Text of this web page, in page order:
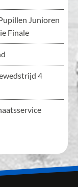
Junioren
Finale
4